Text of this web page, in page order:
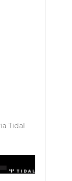
Tidal